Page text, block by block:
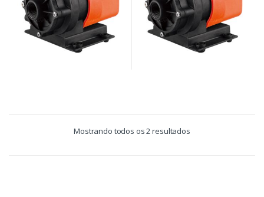
Mostrando todos os 2 resultados